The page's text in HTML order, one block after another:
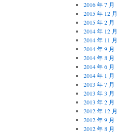
2016 年 7 月
2015 年 12 月
2015 年 2 月
2014 年 12 月
2014 年 11 月
2014 年 9 月
2014 年 8 月
2014 年 6 月
2014 年 1 月
2013 年 7 月
2013 年 3 月
2013 年 2 月
2012 年 12 月
2012 年 9 月
2012 年 8 月